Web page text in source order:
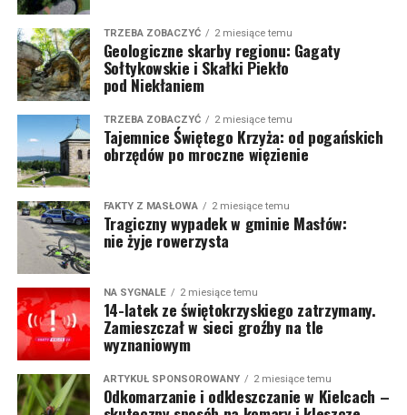
TRZEBA ZOBACZYĆ 2 miesiące temu
Geologiczne skarby regionu: Gagaty
Sołtykowskie i Skałki Piekło
pod Niekłaniem
TRZEBA ZOBACZYĆ 2 miesiące temu
Tajemnice Świętego Krzyża: od pogańskich
obrzędów po mroczne więzienie
FAKTY Z MASŁOWA 2 miesiące temu
Tragiczny wypadek w gminie Masłów:
nie żyje rowerzysta
NA SYGNALE 2 miesiące temu
14-latek ze świętokrzyskiego zatrzymany.
Zamieszczał w sieci groźby na tle
wyznaniowym
ARTYKUŁ SPONSOROWANY 2 miesiące temu
Odkomarzanie i odkleszczanie w Kielcach –